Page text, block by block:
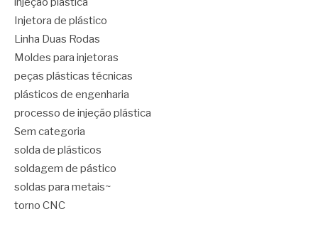
Injetora de plástico
Linha Duas Rodas
Moldes para injetoras
peças plásticas técnicas
plásticos de engenharia
processo de injeção plástica
Sem categoria
solda de plásticos
soldagem de pástico
soldas para metais~
torno CNC